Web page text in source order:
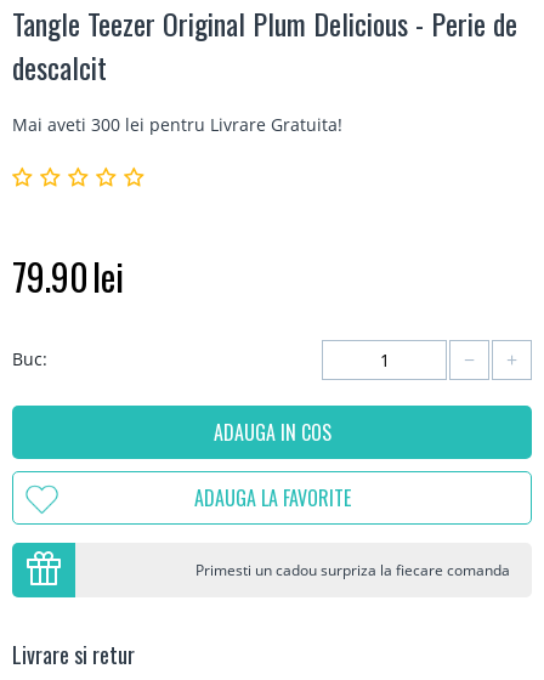
Tangle Teezer Original Plum Delicious - Perie de
descalcit
Mai aveti 300 lei pentru Livrare Gratuita!
79.90lei
Buc: +
−
ADAUGA IN COS
ADAUGA LA FAVORITE
Primesti un cadou surpriza la fiecare comanda
Livrare si retur